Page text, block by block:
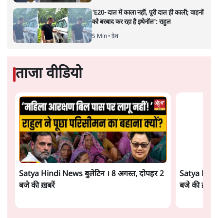
इजाजत मिलनी चाहिए।
डॉ. वेद प्रताप वैदिक
डॉ. वेद प्रताप वैदिक भारत के वरिष्ठ पत्रकार, राजनैतिक विश्लेषक
एवं हिंदीप्रेमी हैं। डॉ. वैदिक अनेक भारतीय व विदेशी शोध-संस्थानों
एवं विश्वविद्यालयों में विज़िटिंग प्रोफ़ेसर रहे हैं।
डॉ. वेद प्रताप वैदिककी और स्टोरी पढ़ें